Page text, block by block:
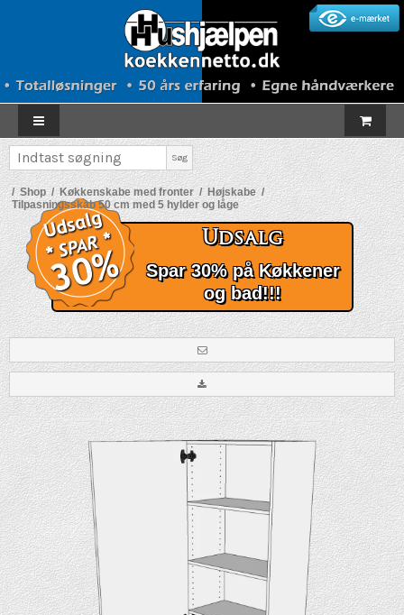
Søg
/ Shop / Køkkenskabe med fronter / Højskabe /
Tilpasningsskab 50 cm med 5 hylder og låge
Udsalg
Spar 30% på Køkkener
og bad!!!